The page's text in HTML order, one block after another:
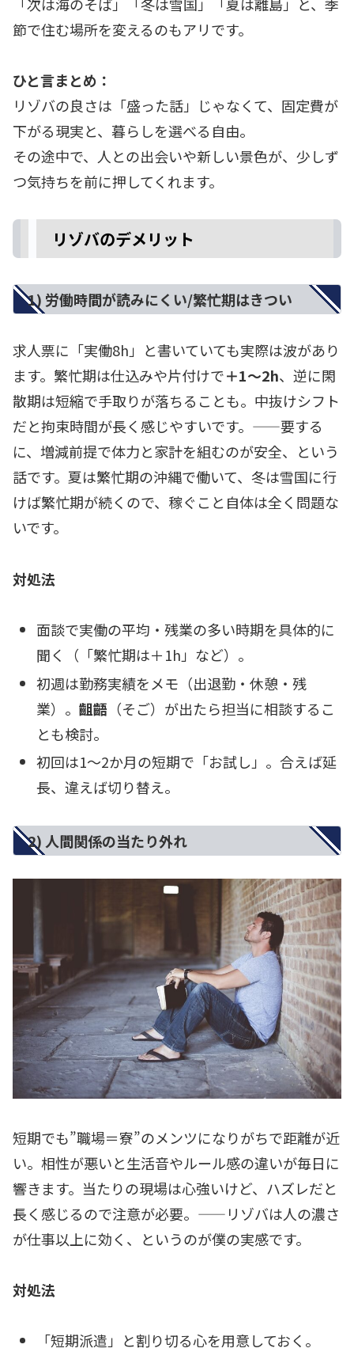
節で住む場所を変えるのもアリです。
ひと言まとめ：
リゾバの良さは「盛った話」じゃなくて、固定費が
下がる現実と、暮らしを選べる自由。
その途中で、人との出会いや新しい景色が、少しず
つ気持ちを前に押してくれます。
リゾバのデメリット
1) 労働時間が読みにくい/繁忙期はきつい
求人票に「実働8h」と書いていても実際は波があり
ます。繁忙期は仕込みや片付けで＋1〜2h、逆に閑
散期は短縮で手取りが落ちることも。中抜けシフト
だと拘束時間が長く感じやすいです。——要する
に、増減前提で体力と家計を組むのが安全、という
話です。夏は繁忙期の沖縄で働いて、冬は雪国に行
けば繁忙期が続くので、稼ぐこと自体は全く問題な
いです。
対処法
面談で実働の平均・残業の多い時期を具体的に
聞く（「繁忙期は＋1h」など）。
初週は勤務実績をメモ（出退勤・休憩・残
業）。 齟齬 （そご）が出たら担当に相談するこ
とも検討。
初回は1〜2か月の短期で「お試し」。合えば延
長、違えば切り替え。
2) 人間関係の当たり外れ
短期でも”職場＝寮”のメンツになりがちで距離が近
い。相性が悪いと生活音やルール感の違いが毎日に
響きます。当たりの現場は心強いけど、ハズレだと
長く感じるので注意が必要。——リゾバは人の濃さ
が仕事以上に効く、というのが僕の実感です。
対処法
「短期派遣」と割り切る心を用意しておく。